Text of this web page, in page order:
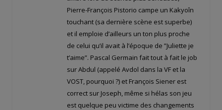
Pierre-François Pistorio campe un Kakyoîn
touchant (sa dernière scène est superbe)
et il emploie d’ailleurs un ton plus proche
de celui qu’il avait à l’époque de ”Juliette je
t’aime”. Pascal Germain fait tout à fait le job
sur Abdul (appelé Avdol dans la VF et la
VOST, pourquoi ?) et François Siener est
correct sur Joseph, même si hélas son jeu
est quelque peu victime des changements